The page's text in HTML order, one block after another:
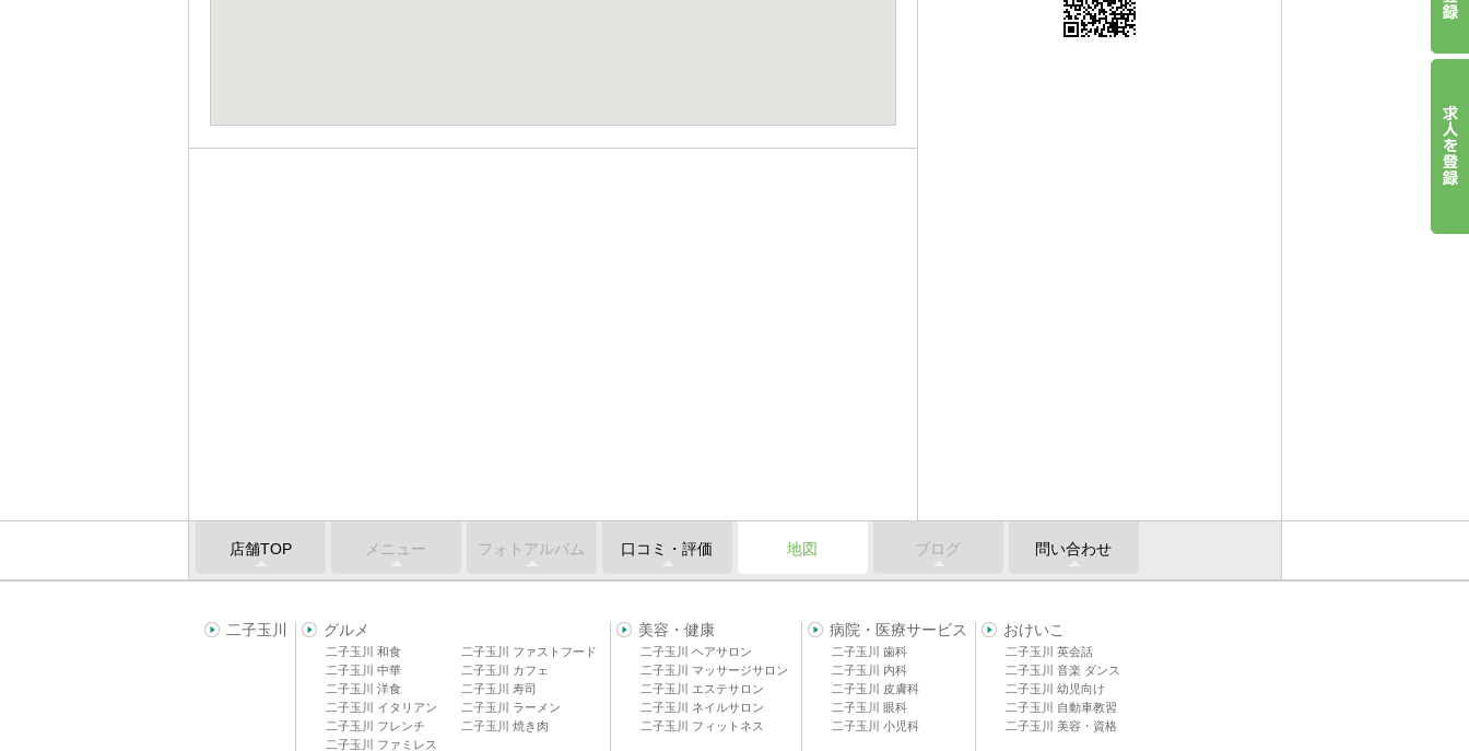
店舗TOP メニュー フォトアルバム 口コミ・評価 地図 ブログ 問い合わせ
二子玉川 グルメ
二子玉川 和食
二子玉川 中華
二子玉川 洋食
二子玉川 イタリアン
二子玉川 フレンチ
二子玉川 ファミレス
二子玉川 ファストフード
二子玉川 カフェ
二子玉川 寿司
二子玉川 ラーメン
二子玉川 焼き肉
美容・健康
二子玉川 ヘアサロン
二子玉川 マッサージサロン
二子玉川 エステサロン
二子玉川 ネイルサロン
二子玉川 フィットネス
病院・医療サービス
二子玉川 歯科
二子玉川 内科
二子玉川 皮膚科
二子玉川 眼科
二子玉川 小児科
おけいこ
二子玉川 英会話
二子玉川 音楽 ダンス
二子玉川 幼児向け
二子玉川 自動車教習
二子玉川 美容・資格